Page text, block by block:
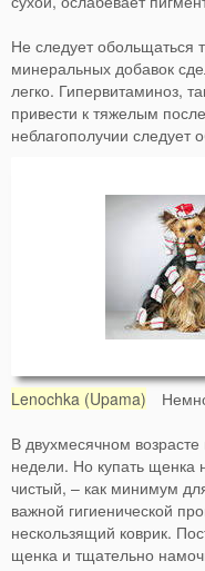
Не следует обольщаться
минеральных добавок
легко. Гипервитаминоз,
привести к тяжелым
неблагополучии следует
Lenochka (Upama)
В двухмесячном
недели. Но купать щенка
чистый, – как минимум
важной гигиенической
нескользящий коврик.
щенка и тщательно